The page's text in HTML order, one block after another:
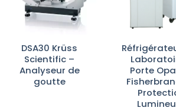
DSA30 Krüss
Scientific –
Analyseur de
goutte
Porte